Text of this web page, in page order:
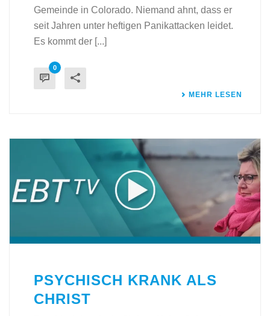
Gemeinde in Colorado. Niemand ahnt, dass er
seit Jahren unter heftigen Panikattacken leidet.
Es kommt der [...]
0
MEHR LESEN
PSYCHISCH KRANK ALS
CHRIST